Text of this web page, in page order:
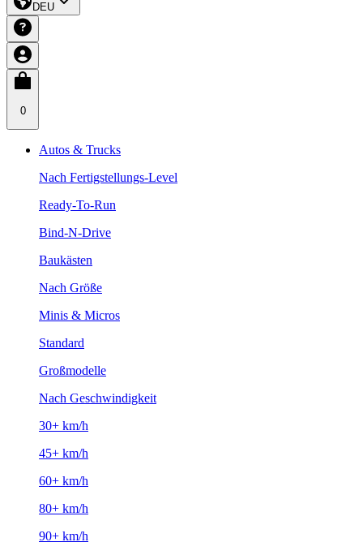
DEU
0
Autos & Trucks
Nach Fertigstellungs-Level
Ready-To-Run
Bind-N-Drive
Baukästen
Nach Größe
Minis & Micros
Standard
Großmodelle
Nach Geschwindigkeit
30+ km/h
45+ km/h
60+ km/h
80+ km/h
90+ km/h